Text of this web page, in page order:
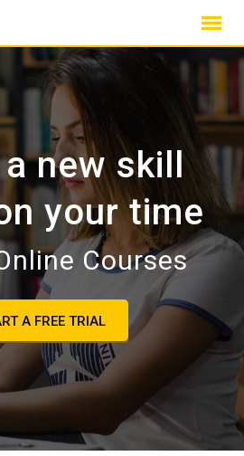
new skill
your time
Courses
A FREE TRIAL